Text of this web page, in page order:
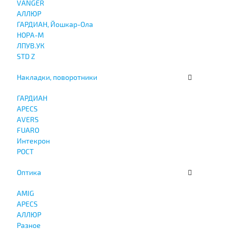
VANGER
АЛЛЮР
ГАРДИАН, Йошкар-Ола
НОРА-М
ЛПУВ.УК
STD Z
Накладки, поворотники
ГАРДИАН
APECS
AVERS
FUARO
Интекрон
РОСТ
Оптика
AMIG
APECS
АЛЛЮР
Разное